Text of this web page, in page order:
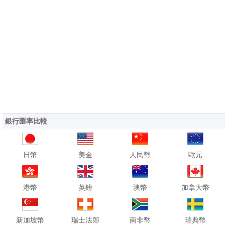
銀行匯率比較
日幣 美金 人民幣 歐元
港幣 英鎊 澳幣 加拿大幣
新加坡幣 瑞士法郎 南非幣 瑞典幣